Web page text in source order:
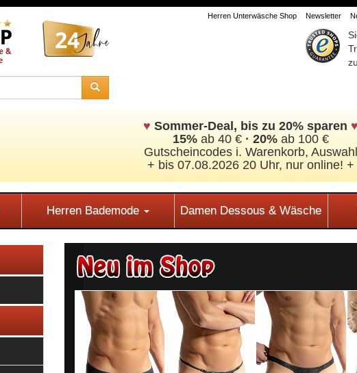
Herren Unterwäsche Shop Newsletter
♥ Sommer-Deal, bis zu 20% sparen ♥
15% ab 40 € · 20% ab 100 €
Gutscheincodes i. Warenkorb, Auswahl
+ bis 07.08.2026 20 Uhr, nur online! +
Herren Bademode Damen Dessous & Wäsche